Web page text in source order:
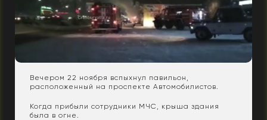
Вечером 22 ноября вспыхнул павильон,
расположенный на проспекте Автомобилистов.
Когда прибыли сотрудники МЧС, крыша здания
была в огне.